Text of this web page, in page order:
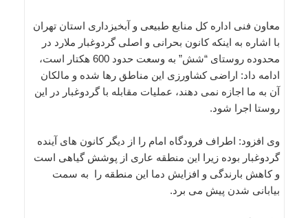
معاون فنی اداره کل منابع طبیعی و آبخیزداری استان تهران
با اشاره به اینکه کانون بحرانی و اصلی گردوغبار ملارد در
محدوده روستای “شش” به وسعت حدود 600 هکتار است،
ادامه داد: اراضی کشاورزی این مناطق رها شده و مالکان
آن به ما اجازه نمی دهند، عملیات مقابله با گردوغبار در این
روستا اجرا شود.
وی افزود: اطراف فرودگاه امام را از دیگر کانون های آینده
گردوغبار بوده زیرا این منطقه عاری از پوشش گیاهی است
و کاهش بارندگی و افزایش دما این منطقه را به سمت
بیابانی شدن پیش می برد.